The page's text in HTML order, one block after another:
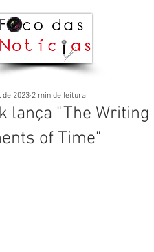
lança "The Writing
of Time"
de 2023 2 min de leitura